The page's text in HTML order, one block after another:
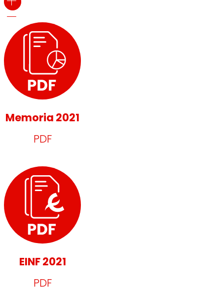
Memoria 2021
PDF
EINF 2021
PDF